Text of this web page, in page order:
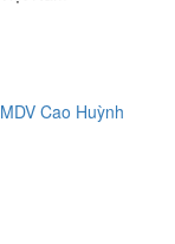
Cao Huỳnh